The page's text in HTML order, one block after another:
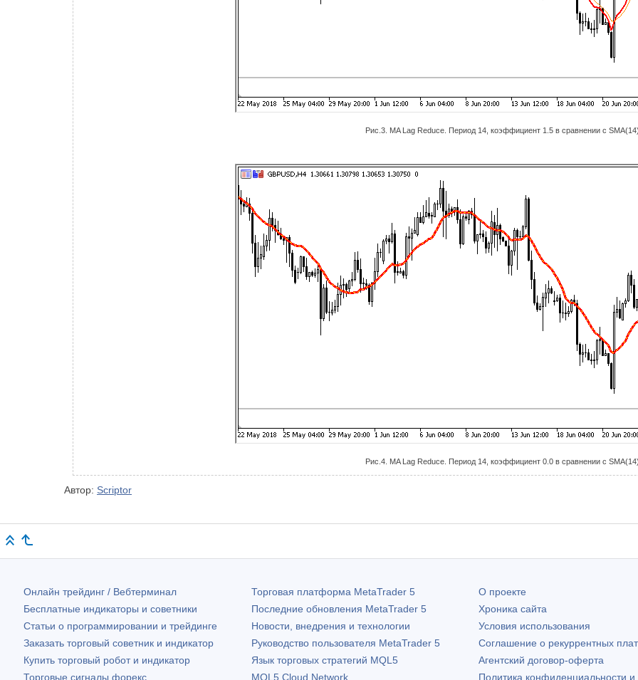
Рис.3. MA Lag Reduce. Период 14, коэффициент 1.5 в сравнении с
Рис.4. MA Lag Reduce. Период 14, коэффициент 0.0 в сравнении с
Автор: Scriptor
Онлайн трейдинг / Вебтерминал
Бесплатные индикаторы и советники
Статьи о программировании и трейдинге
Заказать торговый советник и индикатор
Купить торговый робот и индикатор
Торговые сигналы форекс
Торговая платформа MetaTrader 5
Последние обновления MetaTrader 5
Новости, внедрения и технологии
Руководство пользователя MetaTrader 5
Язык торговых стратегий MQL5
MQL5 Cloud Network
О проекте
Хроника сайта
Условия использования
Соглашение о рекуррентных
Агентский договор-оферта
Политика конфиденциальности